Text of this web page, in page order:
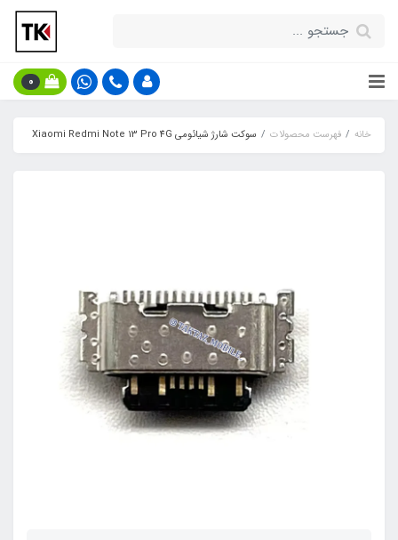
0
خانه فهرست محصولات سوکت شارژ شیائومی Xiaomi Redmi Note 13 Pro 4G